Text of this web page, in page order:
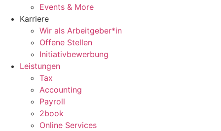
Events & More
Karriere
Wir als Arbeitgeber*in
Offene Stellen
Initiativbewerbung
Leistungen
Tax
Accounting
Payroll
2book
Online Services